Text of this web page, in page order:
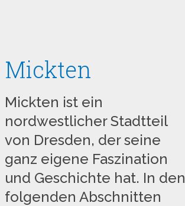
Mickten
Mickten ist ein
nordwestlicher Stadtteil
von Dresden, der seine
ganz eigene Faszination
und Geschichte hat. In den
folgenden Abschnitten